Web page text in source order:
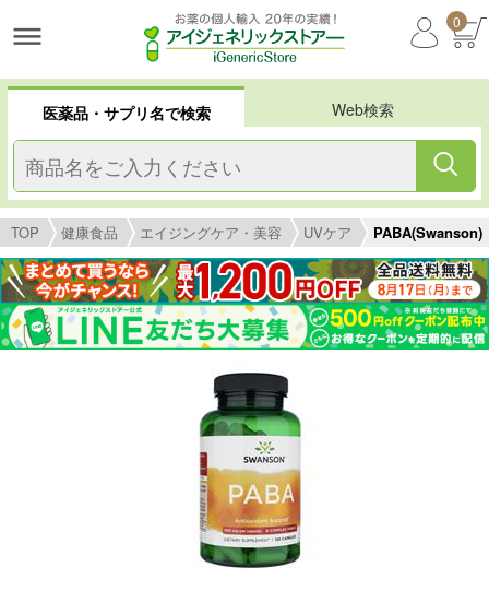
0
医薬品・サプリ名で検索 Web検索
TOP 健康食品 エイジングケア・美容 UVケア PABA(Swanson)